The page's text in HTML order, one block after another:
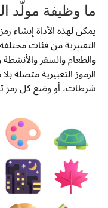
ما وظيفة مولّد
يمكن لهذه الأداة إنشاء
التعبيرية من فئات
والطعام والسفر والأنشطة
الرموز التعبيرية متصلة
شرطات، أو وضع كل رمز